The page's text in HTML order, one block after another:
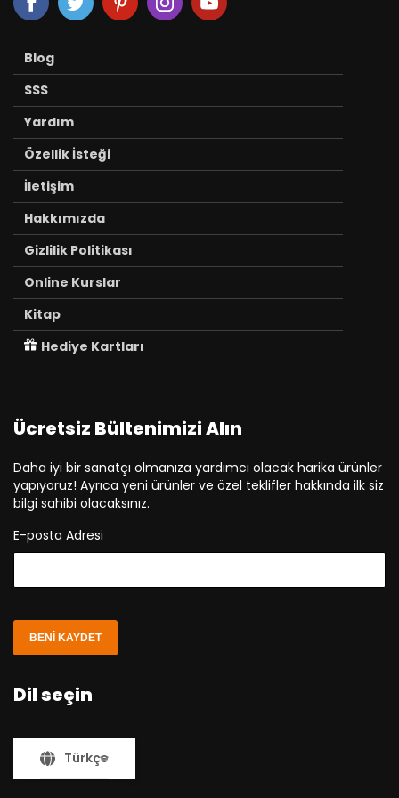
Blog
SSS
Yardım
Özellik İsteği
İletişim
Hakkımızda
Gizlilik Politikası
Online Kurslar
Kitap
Hediye Kartları
Ücretsiz Bültenimizi Alın
Daha iyi bir sanatçı olmanıza yardımcı olacak harika ürünler
yapıyoruz! Ayrıca yeni ürünler ve özel teklifler hakkında ilk siz
bilgi sahibi olacaksınız.
E-posta Adresi
BENI KAYDET
Dil seçin
Türkçe